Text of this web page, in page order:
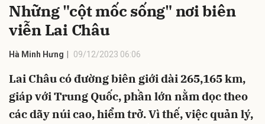
Những "cột mốc sống" nơi biên
viễn Lai Châu
Hà Minh Hưng 09/12/2023 06:06
Lai Châu có đường biên giới dài 265,165 km,
giáp với Trung Quốc, phần lớn nằm dọc theo
các dãy núi cao, hiểm trở. Vì thế, việc quản lý,
Hủy Gửi